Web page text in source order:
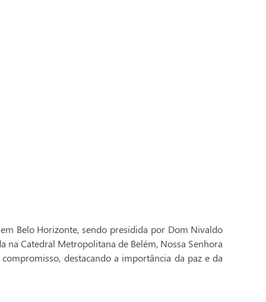
Belo Horizonte, sendo presidida por Dom Nivaldo
na Catedral Metropolitana de Belém, Nossa Senhora
destacando a importância da paz e da